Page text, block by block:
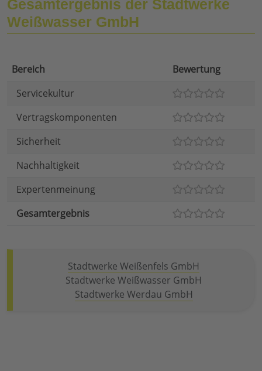
Gesamtergebnis der Stadtwerke
Weißwasser GmbH
Bereich
Bewertung
Servicekultur
Vertragskomponenten
Sicherheit
Nachhaltigkeit
Expertenmeinung
Gesamtergebnis
Stadtwerke Weißenfels GmbH
Stadtwerke Weißwasser GmbH
Stadtwerke Werdau GmbH